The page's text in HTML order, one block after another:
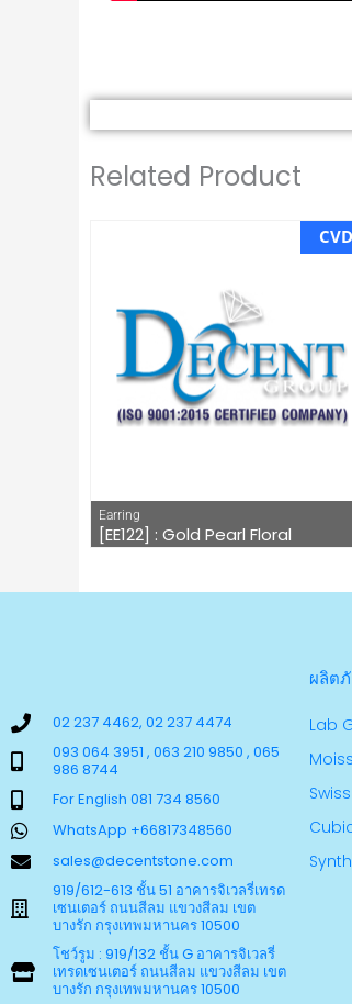
Related Product
CVD
Earring
[EE122] : Gold Pearl Floral
02 237 4462, 02 237 4474
093 064 3951 , 063 210 9850 , 065
986 8744
For English 081 734 8560
WhatsApp +66817348560
sales@decentstone.com
919/612-613 ชั้น 51 อาคารจิเวลรี่เทรด
เซนเตอร์ ถนนสีลม แขวงสีลม เขต
บางรัก กรุงเทพมหานคร 10500
โชว์รูม : 919/132 ชั้น G อาคารจิเวลรี่
เทรดเซนเตอร์ ถนนสีลม แขวงสีลม เขต
บางรัก กรุงเทพมหานคร 10500
ผลิต
Lab